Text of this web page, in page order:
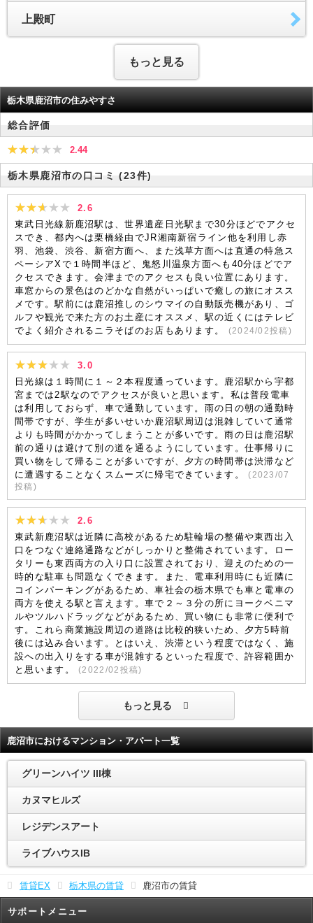
上殿町
もっと見る
栃木県鹿沼市の住みやすさ
総合評価
2.44
栃木県鹿沼市の口コミ (23件)
2.6
東武日光線新鹿沼駅は、世界遺産日光駅まで30分ほどでアクセ
スでき、都内へは栗橋経由でJR湘南新宿ライン他を利用し赤
羽、池袋、渋谷、新宿方面へ、また浅草方面へは直通の特急ス
ペーシアXで１時間半ほど、鬼怒川温泉方面へも40分ほどでア
クセスできます。会津までのアクセスも良い位置にあります。
車窓からの景色はのどかな自然がいっぱいで癒しの旅にオスス
メです。駅前には鹿沼推しのシウマイの自動販売機があり、ゴ
ルフや観光で来た方のお土産にオススメ、駅の近くにはテレビ
でよく紹介されるニラそばのお店もあります。
(2024/02投稿)
3.0
日光線は１時間に１～２本程度通っています。鹿沼駅から宇都
宮までは2駅なのでアクセスが良いと思います。私は普段電車
は利用しておらず、車で通勤しています。雨の日の朝の通勤時
間帯ですが、学生が多いせいか鹿沼駅周辺は混雑していて通常
よりも時間がかかってしまうことが多いです。雨の日は鹿沼駅
前の通りは避けて別の道を通るようにしています。仕事帰りに
買い物をして帰ることが多いですが、夕方の時間帯は渋滞など
に遭遇することなくスムーズに帰宅できています。
(2023/07
投稿)
2.6
東武新鹿沼駅は近隣に高校があるため駐輪場の整備や東西出入
口をつなぐ連絡通路などがしっかりと整備されています。ロー
タリーも東西両方の入り口に設置されており、迎えのための一
時的な駐車も問題なくできます。また、電車利用時にも近隣に
コインパーキングがあるため、車社会の栃木県でも車と電車の
両方を使える駅と言えます。車で２～３分の所にヨークベニマ
ルやツルハドラッグなどがあるため、買い物にも非常に便利で
す。これら商業施設周辺の道路は比較的狭いため、夕方5時前
後には込み合います。とはいえ、渋滞という程度ではなく、施
設への出入りをする車が混雑するといった程度で、許容範囲か
と思います。
(2022/02 投稿)
もっと見る
鹿沼市におけるマンション・アパート一覧
グリーンハイツ III棟
カヌマヒルズ
レジデンスアート
ライブハウスIB
賃貸EX 栃木県の賃貸 鹿沼市の賃貸
サポートメニュー